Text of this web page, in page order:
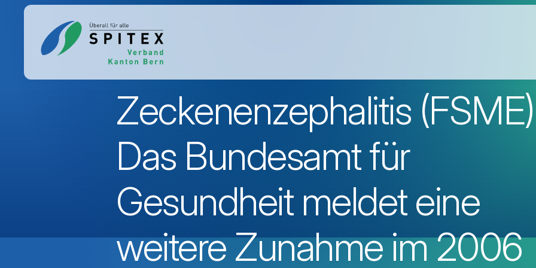
Zeckenenzephalitis
Das Bundesamt für
Gesundheit meldet eine
weitere Zunahme im 2006